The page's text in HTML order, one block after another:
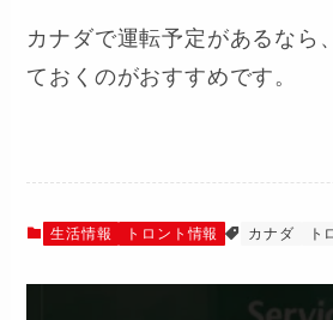
カナダで運転予定があるなら
ておくのがおすすめです。
生活情報 トロント情報 カナダ ト